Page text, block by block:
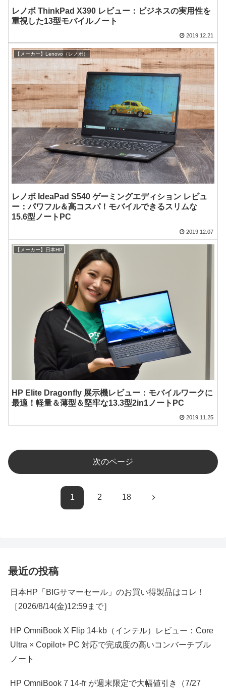
レノボ ThinkPad X390 レビュー：ビジネスの実用性を
重視した13型モバイルノート
2019.12.21
【メーカー】Lenovo（レノボ）
レノボ IdeaPad S540 ゲーミングエディション レビュ
ー：パワフル＆高コスパ！モバイルできるスリムな
15.6型ノートPC
2019.12.07
【メーカー】日本HP
HP Elite Dragonfly 展示機レビュー：モバイルワークに
最適！軽量＆薄型＆堅牢な13.3型2in1ノートPC
2019.11.25
次のページ
1 2 18 次
最近の投稿
日本HP「BIGサマーセール」のお買い得製品はコレ！
［2026/8/14(金)12:59まで］
HP OmniBook X Flip 14-kb（インテル）レビュー：Core
Ultra × Copilot+ PC 対応で完成度の高いコンバーチブル
ノート
HP OmniBook 7 14-fr が週末限定で大幅値引き（7/27